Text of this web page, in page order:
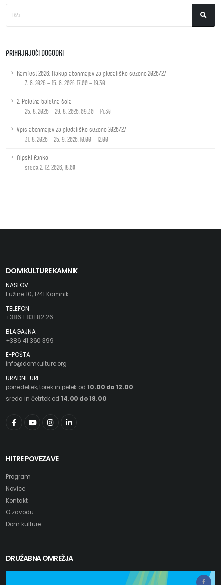
PRIHAJAJOČI DOGODKI
Kamfest 2026: Nakup abonmajev za gledališko sezono 2026/27
7. 8. 2026 – 15. 8. 2026, 17.00 – 19.30
2. Poletna baletna šola
25. 8. 2026 – 29. 8. 2026, 09.30 – 14.30
Vpis abonmajev za gledališko sezono 2026/27
31. 8. 2026 – 25. 9. 2026, 10.00 – 12.00
Alpski Ranko
sreda, 2. 12. 2026, 18.00
DOM KULTURE KAMNIK
NASLOV
Fužine 10, 1241 Kamnik
TELEFON
+386 1 831 82 26
BLAGAJNA
+386 41 360 399
E-POŠTA
info@domkulture.org
URADNE URE
ponedeljek, torek in petek od 10.00 do 12.00
sreda in četrtek od 14.00 do 18.00
HITRE POVEZAVE
Program
Novice
Kontakt
O zavodu
Dom kulture
DRUŽABNA OMREŽJA